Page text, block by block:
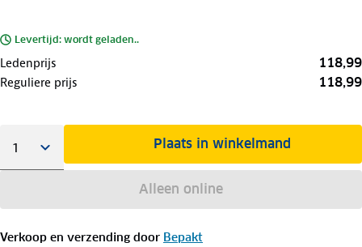
Levertijd: wordt geladen..
Ledenprijs 118,99
Reguliere prijs 118,99
Plaats in winkelmand
Alleen online
Verkoop en verzending door Bepakt